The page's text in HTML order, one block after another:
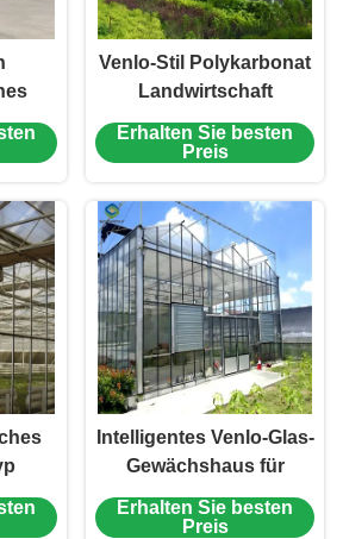
Venlo-Stil Polykarbonat
Landwirtschaft
Gewächshaus
Anpassungsgröße
Erhalten Sie besten
Preis
Intelligentes Venlo-Glas-
Gewächshaus für
Tomaten-Brauchen-
Anbau
Erhalten Sie besten
Preis